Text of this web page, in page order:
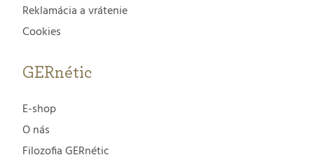
Reklamácia a vrátenie
Cookies
GERnétic
E-shop
O nás
Filozofia GERnétic